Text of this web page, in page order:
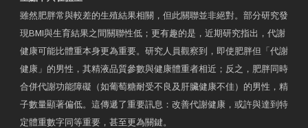
雖然肥胖常與較差的生殖結果相關，但此關聯並非絕對。部分研究發
現BMI與生育結果之間關聯性低；更有趣的是，近期研究指出，代謝
健康可能比體重本身更為重要。研究人員觀察到，即使肥胖但「代謝
健康」的男性，其精液品質參數與健康體重者相近；反之，肥胖同時
合併代謝功能障礙（如葡萄糖耐受不良及肝臟健康不佳）的男性，精
子數量顯著偏低。這傳遞了重要訊息：改善代謝健康，或許與達到特
定體重數字同等重要，甚至更為關鍵。